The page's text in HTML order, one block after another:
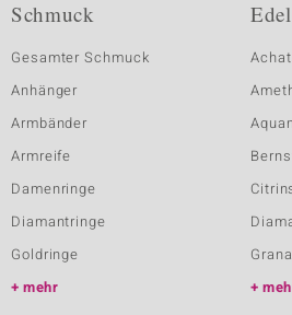
Schmuck
Gesamter Schmuck
Anhänger
Armbänder
Armreife
Damenringe
Diamantringe
Goldringe
mehr